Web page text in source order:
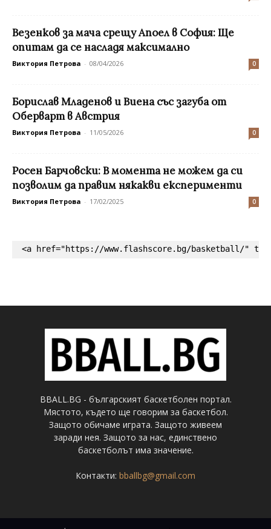
Везенков за мача срещу Апоел в София: Ще
опитам да се насладя максимално
Виктория Петрова - 08/04/2026 0
Борислав Младенов и Виена със загуба от
Оберварт в Австрия
Виктория Петрова - 11/05/2026 0
Росен Барчовски: В момента не можем да си
позволим да правим някакви експерименти
Виктория Петрова - 17/02/2025 0
<a href="https://www.flashscore.bg/basketball/"
BBALL.BG - българският баскетболен портал.
Мястото, където ще говорим за баскетбол.
Защото обичаме играта. Защото живеем
заради нея. Защото за нас, единствено
баскетболът има значение.
Контакти: bballbg@gmail.com